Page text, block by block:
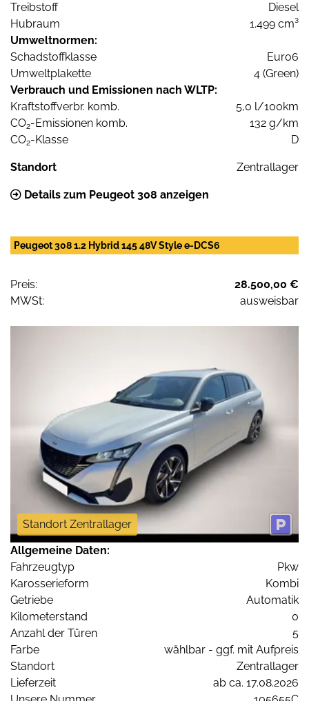
Treibstoff
Diesel
Hubraum
1.499 cm³
Umweltnormen:
Schadstoffklasse
Euro6
Umweltplakette
4 (Green)
Verbrauch und Emissionen nach WLTP:
Kraftstoffverbr. komb.
5,0 l/100km
CO2-Emissionen komb.
132 g/km
CO2-Klasse D
Standort Zentrallager
Details zum Peugeot 308 anzeigen
Peugeot 308 1.2 Hybrid 145 48V Style e-DCS6
Preis:
28.500,00 €
MWSt:
ausweisbar
Standort Zentrallager
Allgemeine Daten:
Fahrzeugtyp
Pkw
Karosserieform
Kombi
Getriebe
Automatik
Kilometerstand
0
Anzahl der Türen
5
Farbe
wählbar - ggf. mit Aufpreis
Standort
Zentrallager
Lieferzeit
ab ca. 17.08.2026